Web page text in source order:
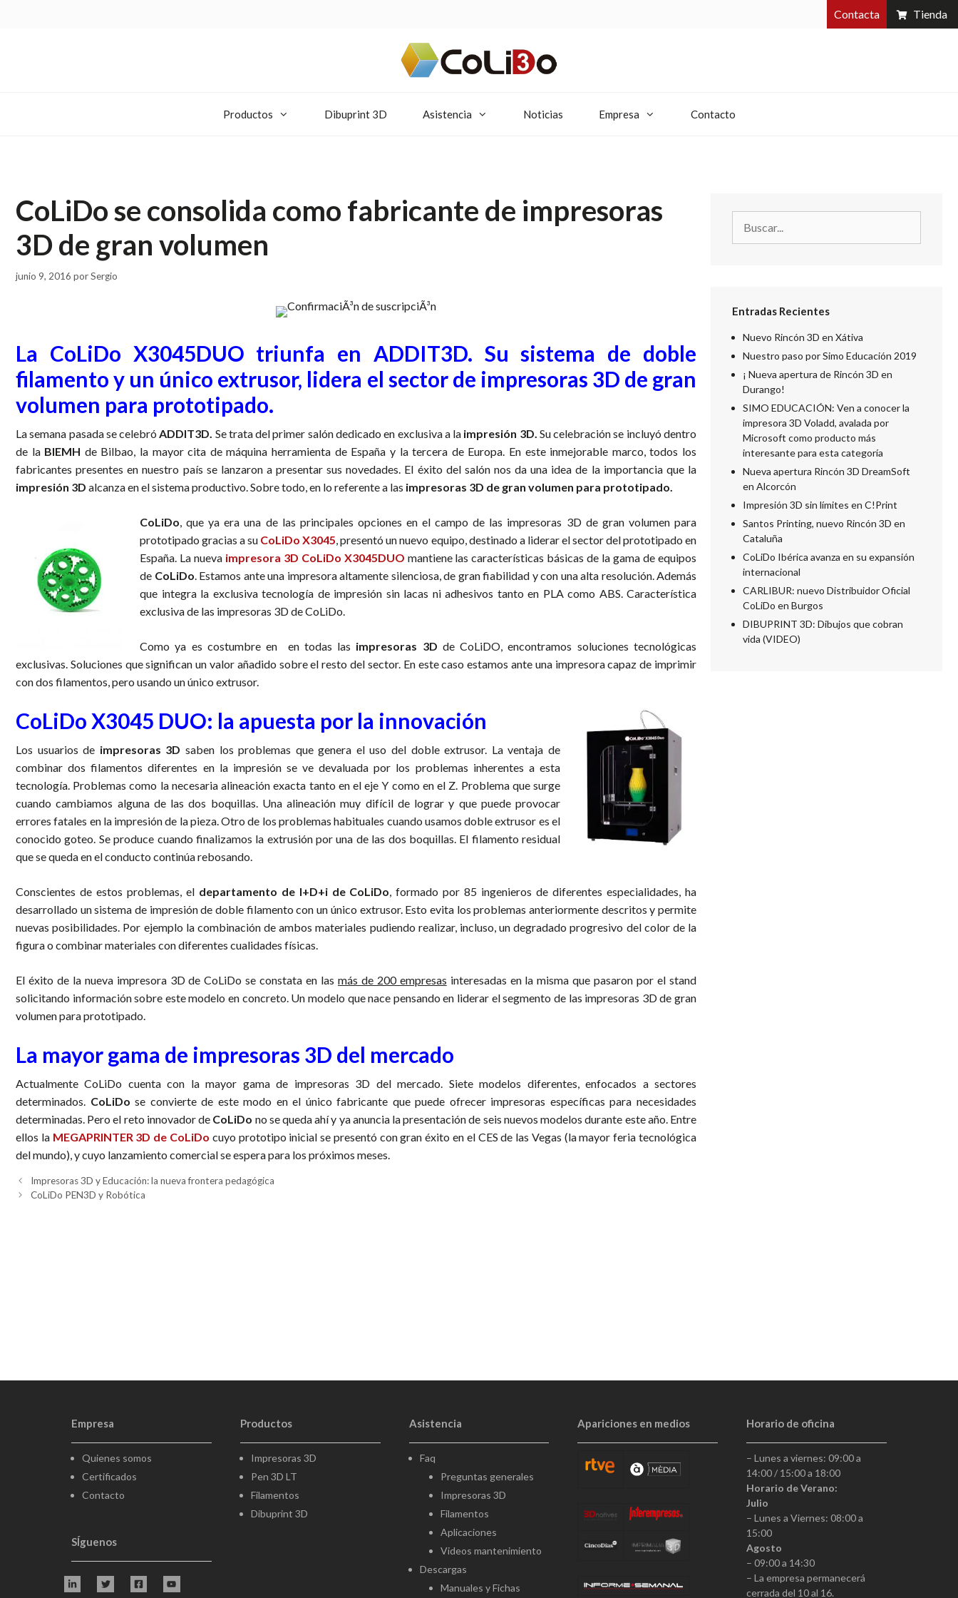
Contacta Tienda
Productos Dibuprint 3D Asistencia Noticias Empresa Contacto
CoLiDo se consolida como fabricante de impresoras
3D de gran volumen
junio 9, 2016 porSergio
La CoLiDo X3045DUO triunfa en ADDIT3D. Su sistema de doble
filamento y un único extrusor, lidera el sector de impresoras 3D de gran
volumen para prototipado.
La semana pasada se celebróADDIT3D. Se trata del primer salón dedicado en exclusiva a la impresión 3D. Su celebración se incluyó dentro
de la BIEMH de Bilbao, la mayor cita de máquina herramienta de España y la tercera de Europa. En este inmejorable marco, todos los
fabricantes presentes en nuestro país se lanzaron a presentar sus novedades. El éxito del salón nos da una idea de la importancia que la
impresión 3D alcanza en el sistema productivo. Sobre todo, en lo referente a las impresoras 3D de gran volumen para prototipado.
CoLiDo, que ya era una de las principales opciones en el campo de las impresoras 3D de gran volumen para
prototipado gracias a su CoLiDo X3045, presentó un nuevo equipo, destinado a liderar el sector del prototipado en
España. La nueva impresora 3D CoLiDo X3045DUO mantiene las características básicas de la gama de equipos
de CoLiDo. Estamos ante una impresora altamente silenciosa, de gran fiabilidad y con una alta resolución. Además
que integra la exclusiva tecnología de impresión sin lacas ni adhesivos tanto en PLA como ABS. Característica
exclusiva de las impresoras 3D de CoLiDo.
Como ya es costumbre en en todas las impresoras 3D de CoLiDO, encontramos soluciones tecnológicas
exclusivas. Soluciones que significan un valor añadido sobre el resto del sector. En este caso estamos ante una impresora capaz de imprimir
con dos filamentos, pero usando un único extrusor.
CoLiDo X3045 DUO: la apuesta por la innovación
Los usuarios de impresoras 3D saben los problemas que genera el uso del doble extrusor. La ventaja de
combinar dos filamentos diferentes en la impresión se ve devaluada por los problemas inherentes a esta
tecnología. Problemas como la necesaria alineación exacta tanto en el eje Y como en el Z. Problema que surge
cuando cambiamos alguna de las dos boquillas. Una alineación muy difícil de lograr y que puede provocar
errores fatales en la impresión de la pieza. Otro de los problemas habituales cuando usamos doble extrusor es el
conocido goteo. Se produce cuando finalizamos la extrusión por una de las dos boquillas. El filamento residual
que se queda en el conducto continúa rebosando.
Conscientes de estos problemas, el departamento de I+D+i de CoLiDo, formado por 85 ingenieros de diferentes especialidades, ha
desarrollado un sistema de impresión de doble filamento con un único extrusor. Esto evita los problemas anteriormente descritos y permite
nuevas posibilidades. Por ejemplo la combinación de ambos materiales pudiendo realizar, incluso, un degradado progresivo del color de la
figura o combinar materiales con diferentes cualidades físicas.
El éxito de la nueva impresora 3D de CoLiDo se constata en las más de 200 empresas interesadas en la misma que pasaron por el stand
solicitando información sobre este modelo en concreto. Un modelo que nace pensando en liderar el segmento de las impresoras 3D de gran
volumen para prototipado.
La mayor gama de impresoras 3D del mercado
Actualmente CoLiDo cuenta con la mayor gama de impresoras 3D del mercado. Siete modelos diferentes, enfocados a sectores
determinados. CoLiDo se convierte de este modo en el único fabricante que puede ofrecer impresoras específicas para necesidades
determinadas. Pero el reto innovador de CoLiDo no se queda ahí y ya anuncia la presentación de seis nuevos modelos durante este año. Entre
ellos la MEGAPRINTER 3D de CoLiDo cuyo prototipo inicial se presentó con gran éxito en el CES de las Vegas (la mayor feria tecnológica
del mundo), y cuyo lanzamiento comercial se espera para los próximos meses.
Impresoras 3D y Educación: la nueva frontera pedagógica
CoLiDo PEN3D y Robótica
Entradas Recientes
Nuevo Rincón 3D en Xátiva
Nuestro paso por Simo Educación 2019
¡ Nueva apertura de Rincón 3D en
Durango!
SIMO EDUCACIÓN: Ven a conocer la
impresora 3D Voladd, avalada por
Microsoft como producto más
interesante para esta categoría
Nueva apertura Rincón 3D DreamSoft
en Alcorcón
Impresión 3D sin límites en C!Print
Santos Printing, nuevo Rincón 3D en
Cataluña
CoLiDo Ibérica avanza en su expansión
internacional
CARLIBUR: nuevo Distribuidor Oficial
CoLiDo en Burgos
DIBUPRINT 3D: Dibujos que cobran
vida (VIDEO)
Empresa
Quienes somos
Certificados
Contacto
SÍguenos
Productos
Impresoras 3D
Pen 3D LT
Filamentos
Dibuprint 3D
Asistencia
Faq
Preguntas generales
Impresoras 3D
Filamentos
Aplicaciones
Videos mantenimiento
Descargas
Manuales y Fichas
Apariciones en medios Horario de oficina
– Lunes a viernes: 09:00 a
14:00 / 15:00 a 18:00
Horario de Verano:
Julio
– Lunes a Viernes: 08:00 a
15:00
Agosto
– 09:00 a 14:30
– La empresa permanecerá
cerrada del 10 al 16.